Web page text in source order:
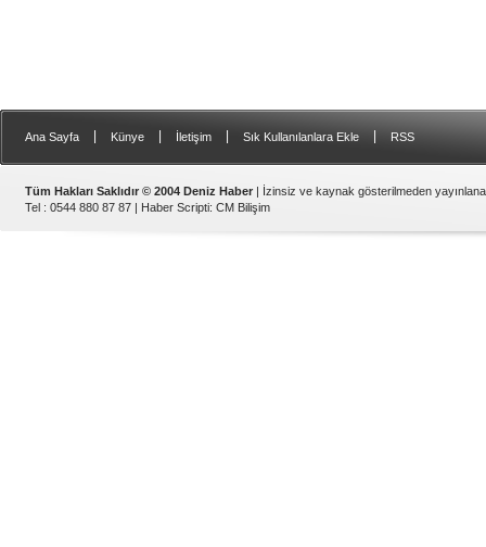
Ana Sayfa Künye İletişim Sık Kullanılanlara Ekle RSS
Tüm Hakları Saklıdır © 2004 Deniz Haber | İzinsiz ve kaynak gösterilmeden
Tel : 0544 880 87 87 | Haber Scripti: CM Bilişim